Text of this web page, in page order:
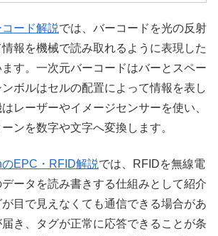
ード解説では、バーコードを光の反射
報を機械で読み取れるように表現した
す。一次元バーコードはバーとスペー
ボルはセルの配置によって情報を表し
レーザーやイメージセンサーを使い、
ンを数字や文字へ変換します。
EPC・RFID解説では、RFIDを無線電
ータを読み書きする仕組みとして紹介
目で見えなくても通信できる場合があ
き、タグが正常に応答できることが条